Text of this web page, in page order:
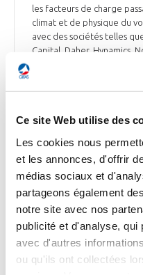
Ce site Web utilise des
Les cookies nous
et les annonces, d'offrir
médias sociaux et
partageons également
notre site avec nos
publicité et d'analyse,
avec d'autres
ou qu'ils ont collectées
les facteurs de charge
climat et de physique du
avec des sociétés telles
Capital, Daher, Hynamics,
L’Usine Nouvelle du 26 juin
ESPACE
ESPACE
La Chine rapporte